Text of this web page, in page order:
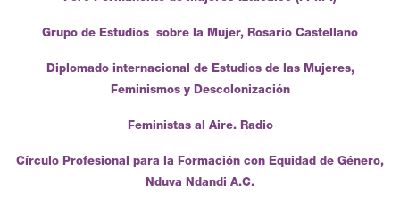
Grupo de Estudios sobre la Mujer, Rosario Castellano
Diplomado internacional de Estudios de las Mujeres,
Feminismos y Descolonización
Feministas al Aire. Radio
Círculo Profesional para la Formación con Equidad de Género,
Nduva Ndandi A.C.